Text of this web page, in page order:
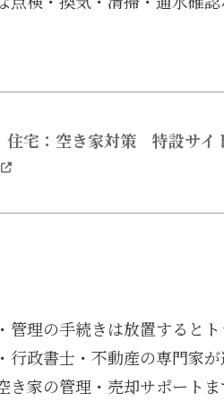
住宅：空き家対策 特設サイ
理の手続きは放置するとト
政書士・不動産の専門家が
家の管理・売却サポートま